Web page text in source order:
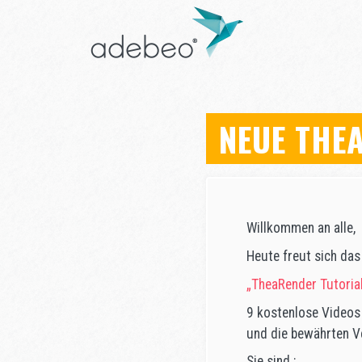
NEUE
Willkommen an alle,
Heute freut sich das
„TheaRender
9 kostenlose
und die bewährten